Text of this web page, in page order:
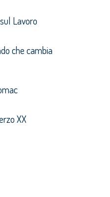
Lavoro
che cambia
XX